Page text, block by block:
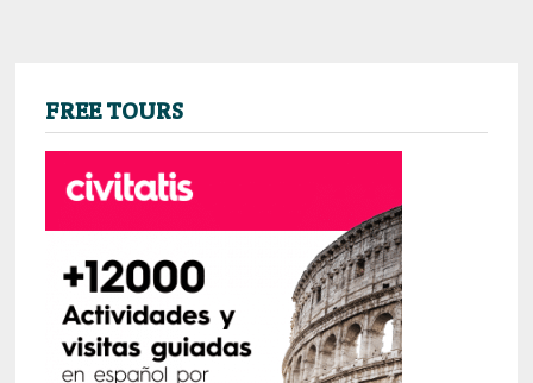
FREE TOURS